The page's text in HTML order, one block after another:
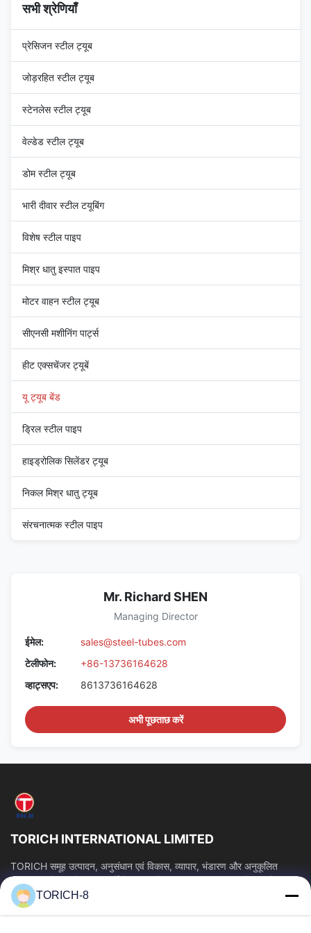
सभी श्रेणियाँ
प्रेसिजन स्टील ट्यूब
जोड़रहित स्टील ट्यूब
स्टेनलेस स्टील ट्यूब
वेल्डेड स्टील ट्यूब
डोम स्टील ट्यूब
भारी दीवार स्टील टयूबिंग
विशेष स्टील पाइप
मिश्र धातु इस्पात पाइप
मोटर वाहन स्टील ट्यूब
सीएनसी मशीनिंग पार्ट्स
हीट एक्सचेंजर ट्यूबें
यू ट्यूब बेंड
ड्रिल स्टील पाइप
हाइड्रोलिक सिलेंडर ट्यूब
निकल मिश्र धातु ट्यूब
संरचनात्मक स्टील पाइप
Mr. Richard SHEN
Managing Director
ईमेल:
sales@steel-tubes.com
टेलीफोन:
+86-13736164628
व्हाट्सएप:
8613736164628
अभी पूछताछ करें
TORICH INTERNATIONAL LIMITED
TORICH समूह उत्पादन, अनुसंधान एवं विकास, व्यापार, भंडारण और अनुकूलित
प्रसंस्करण में 30 से अधिक वर्षों के अनुभव के साथ एक वन-स्टॉप कच्चे माल सेवा...
त्वरित लिंकTORICH-8